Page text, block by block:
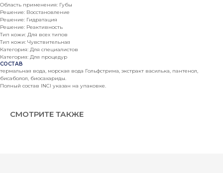
Область применения: Губы
Решение: Восстановление
Решение: Гидратация
Решение: Реактивность
Тип кожи: Для всех типов
Тип кожи: Чувствительная
Категория: Для специалистов
Категория: Для процедур
СОСТАВ
термальная вода, морская вода Гольфстрима, экстракт василька, пантенол,
бисаболол, биосахариды.
Полный состав INCI указан на упаковке.
СМОТРИТЕ ТАКЖЕ